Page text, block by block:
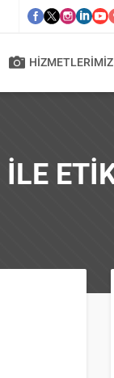
HIZMETLERIMIZ